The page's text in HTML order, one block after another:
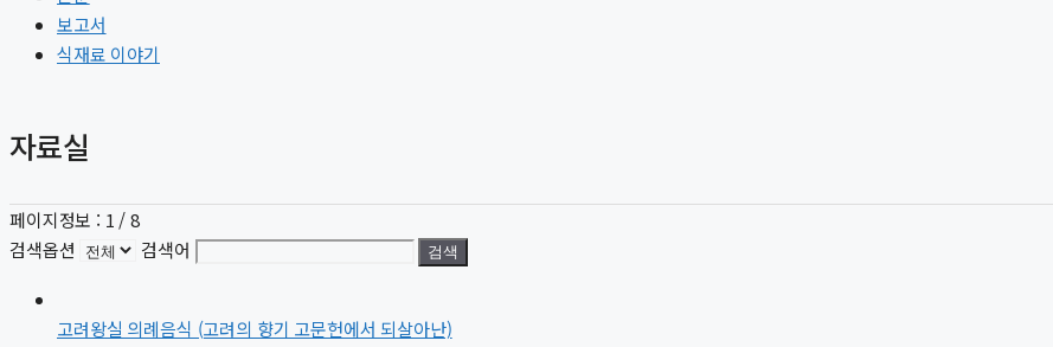
보고서
식재료 이야기
자료실
페이지정보 : 1 / 8
검색옵션
검색어 검색
고려왕실 의례음식 (고려의 향기 고문헌에서 되살아난)